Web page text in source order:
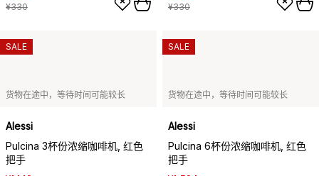
¥330 ¥330
货物在途中，等待时间可能较长
Alessi
Pulcina 3杯份浓缩咖啡机, 红色
把手
SALE
货物在途中，等待时间可能较长
Alessi
Pulcina 6杯份浓缩咖啡机, 红色
把手
SALE